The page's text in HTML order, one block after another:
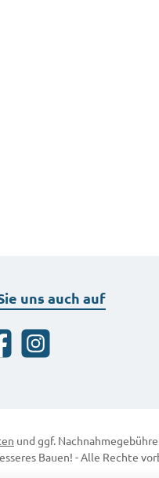
uns auch auf
Instagram
und ggf.
Bauen! - Alle Rechte